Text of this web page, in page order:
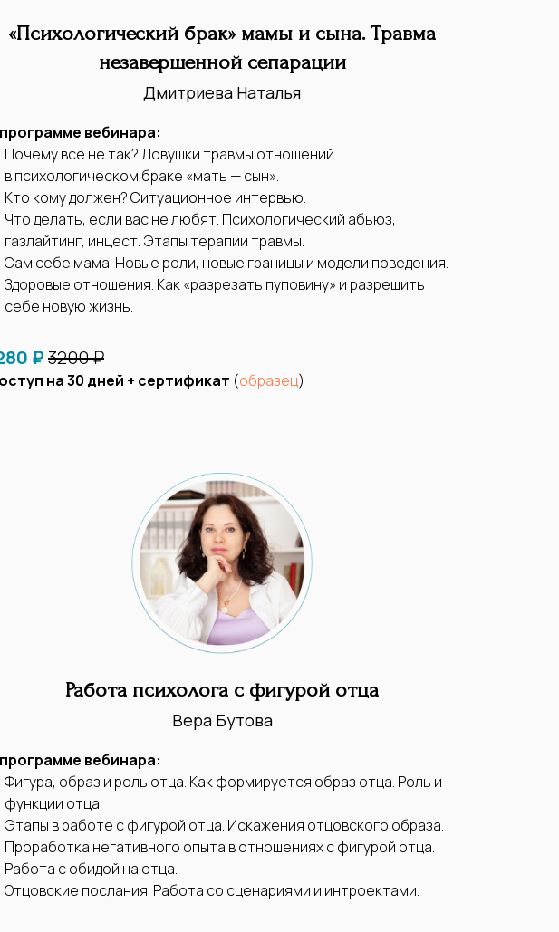
«Психологический брак» мамы и сына. Травма
незавершенной сепарации
Дмитриева Наталья
вебинара:
Почему все не так? Ловушки травмы отношений
в психологическом браке «мать — сын».
Кто кому должен? Ситуационное интервью.
Что делать, если вас не любят. Психологический абьюз,
газлайтинг, инцест. Этапы терапии травмы.
Сам себе мама. Новые роли, новые границы и модели поведения.
Здоровые отношения. Как «разрезать пуповину» и разрешить
себе новую жизнь.
₽3200 ₽
на 30 дней + сертификат (образец)
Работа психолога с фигурой отца
Вера Бутова
вебинара:
Фигура, образ и роль отца. Как формируется образ отца. Роль и
функции отца.
Этапы в работе с фигурой отца. Искажения отцовского образа.
Проработка негативного опыта в отношениях с фигурой отца.
Работа с обидой на отца.
Отцовские послания. Работа со сценариями и интроектами.